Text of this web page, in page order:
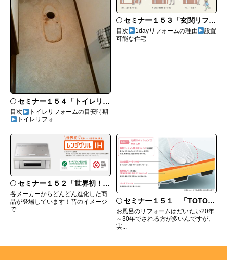
セミナー１５４「トイレリフォームは壁紙や床も一緒にリフォームするのがいい！」
目次
トイレリフォームの目安時期
トイレリフォ
セミナー１５３「玄関リフォームにおすすめなリシェントとは」
目次 1dayリフォームの理由
設置
可能な住宅
セミナー１５２「世界初！三菱のレンジグリルって何？」
各メーカーからどんどん進化した商
品が登場しています！昔のイメージ
で...
セミナー１５１ 「TOTOシステムバス サザナの特徴」
お風呂のリフォームはだいたい20年
～30年でされる方が多いんですが、
実...